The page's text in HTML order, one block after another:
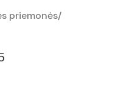
priemonės/